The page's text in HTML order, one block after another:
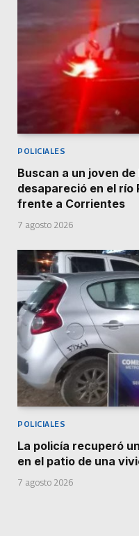
POLICIALES
Buscan a un joven
desapareció en el
frente a Corrientes
7 agosto 2026
POLICIALES
La policía recuperó
en el patio de una
7 agosto 2026